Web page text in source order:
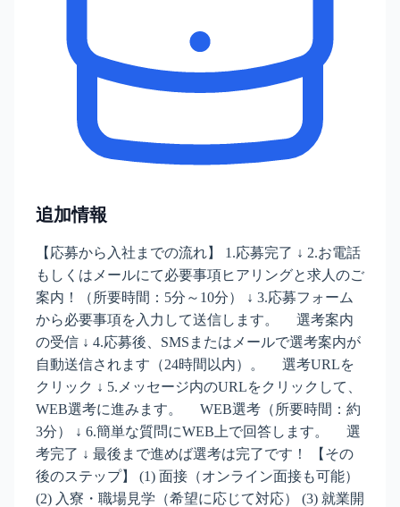
追加情報
【応募から入社までの流れ】 1.応募完了 ↓ 2.お電話
もしくはメールにて必要事項ヒアリングと求人のご
案内！（所要時間：5分～10分） ↓ 3.応募フォーム
から必要事項を入力して送信します。 選考案内
の受信 ↓ 4.応募後、SMSまたはメールで選考案内が
自動送信されます（24時間以内）。 選考URLを
クリック ↓ 5.メッセージ内のURLをクリックして、
WEB選考に進みます。 WEB選考（所要時間：約
3分） ↓ 6.簡単な質問にWEB上で回答します。 選
考完了 ↓ 最後まで進めば選考は完了です！ 【その
後のステップ】 (1) 面接（オンライン面接も可能）
(2) 入寮・職場見学（希望に応じて対応） (3) 就業開